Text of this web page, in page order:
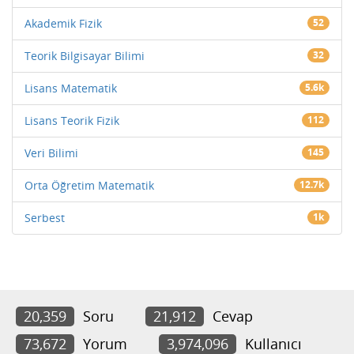
Akademik Fizik 52
Teorik Bilgisayar Bilimi 32
Lisans Matematik 5.6k
Lisans Teorik Fizik 112
Veri Bilimi 145
Orta Öğretim Matematik 12.7k
Serbest 1k
20,359 Soru 21,912
Cevap
73,672
Yorum 3,974,096 Kullanıcı